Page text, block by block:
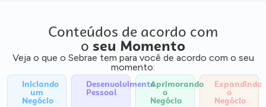
Conteúdos de acordo com
o seu Momento
Veja o que o Sebrae tem para você de acordo com o seu
momento:
Iniciando
um
Negócio
Desenvolvimento
Pessoal
Aprimorando
o
Negócio
Expandindo
o
Negócio